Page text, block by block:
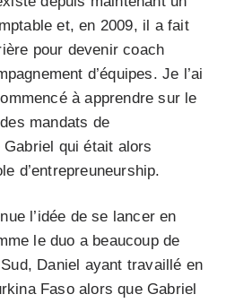
et, en 2009, il a fait
pour devenir coach
d’équipes. Je l’ai
à apprendre sur le
mandats de
qui était alors
d’entrepreuneurship.
l’idée de se lancer en
le duo a beaucoup de
Daniel ayant travaillé en
Faso alors que Gabriel